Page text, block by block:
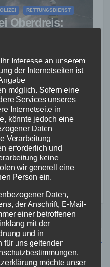
RETTUNGSDIENST
Oberdreis:
Feuerwehr
Brandgefahr
Interesse an unserem
der Internetseiten ist
möglich. Sofern eine
Services unseres
Internetseite in
könnte jedoch eine
Daten
Verarbeitung
erforderlich und
keine
wir generell eine
Person ein.
Daten,
der Anschrift, E-Mail-
einer betroffenen
mit der
und in
für uns geltenden
möchte unser